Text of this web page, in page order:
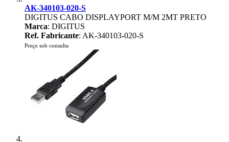
AK-340103-020-S
DIGITUS CABO DISPLAYPORT M/M 2MT PRETO
Marca: DIGITUS
Ref. Fabricante: AK-340103-020-S
Preço sob consulta